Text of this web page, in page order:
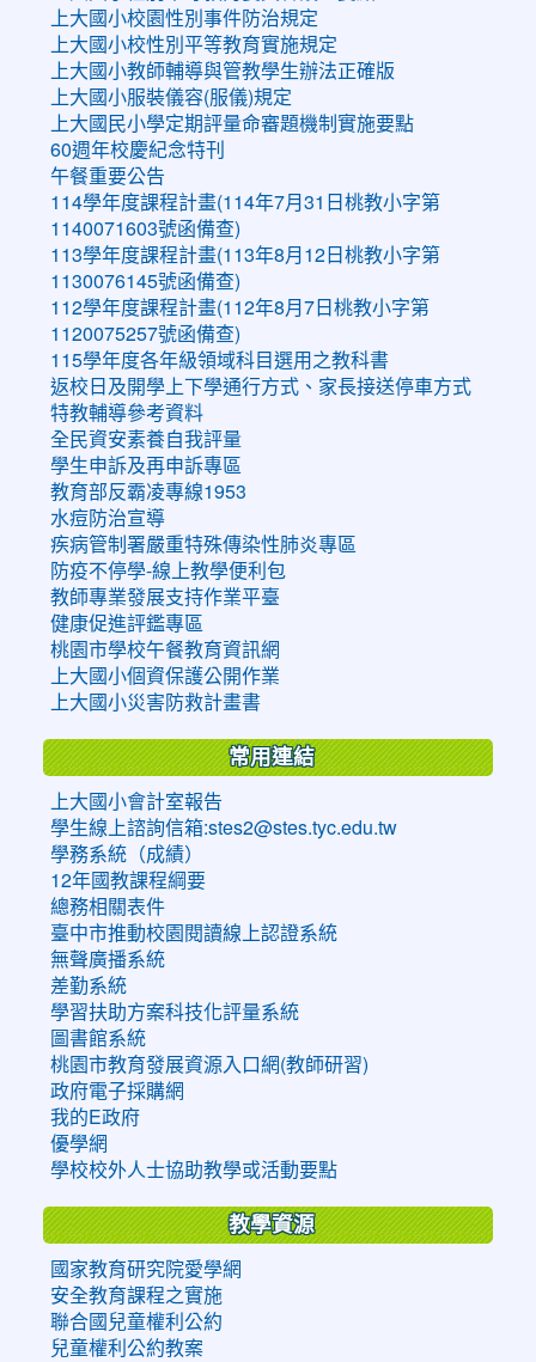
上大國小校園性別事件防治規定
上大國小校性別平等教育實施規定
上大國小教師輔導與管教學生辦法正確版
上大國小服裝儀容(服儀)規定
上大國民小學定期評量命審題機制實施要點
60週年校慶紀念特刊
午餐重要公告
114學年度課程計畫(114年7月31日桃教小字第
1140071603號函備查)
113學年度課程計畫(113年8月12日桃教小字第
1130076145號函備查)
112學年度課程計畫(112年8月7日桃教小字第
1120075257號函備查)
115學年度各年級領域科目選用之教科書
返校日及開學上下學通行方式、家長接送停車方式
特教輔導參考資料
全民資安素養自我評量
學生申訴及再申訴專區
教育部反霸凌專線1953
水痘防治宣導
疾病管制署嚴重特殊傳染性肺炎專區
防疫不停學-線上教學便利包
教師專業發展支持作業平臺
健康促進評鑑專區
桃園市學校午餐教育資訊網
上大國小個資保護公開作業
上大國小災害防救計畫書
常用連結
上大國小會計室報告
學生線上諮詢信箱:stes2@stes.tyc.edu.tw
學務系統（成績）
12年國教課程綱要
總務相關表件
臺中市推動校園閱讀線上認證系統
無聲廣播系統
差勤系統
學習扶助方案科技化評量系統
圖書館系統
桃園市教育發展資源入口網(教師研習)
政府電子採購網
我的E政府
優學網
學校校外人士協助教學或活動要點
教學資源
國家教育研究院愛學網
安全教育課程之實施
聯合國兒童權利公約
兒童權利公約教案